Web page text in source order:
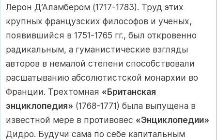
Лерон Д’Аламбером (1717-1783). Труд этих
крупных французских философов и ученых,
появившийся в 1751-1765 гг., был откровенно
радикальным, а гуманистические взгляды
авторов в немалой степени способствовали
расшатыванию абсолютистской монархии во
Франции. Трехтомная «Британская
энциклопедия» (1768-1771) была выпущена в
известной мере в противовес «Энциклопедии»
Дидро. Будучи сама по себе капитальным